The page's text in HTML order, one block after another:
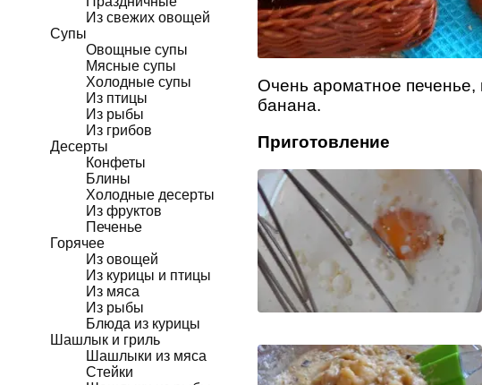
Из свежих овощей
Супы
Овощные супы
Мясные супы
Холодные супы
Из птицы
Из рыбы
Из грибов
Десерты
Конфеты
Блины
Холодные десерты
Из фруктов
Печенье
Горячее
Из овощей
Из курицы и птицы
Из мяса
Из рыбы
Блюда из курицы
Шашлык и гриль
Шашлыки из мяса
Стейки
Очень ароматное
банана.
Приготовление